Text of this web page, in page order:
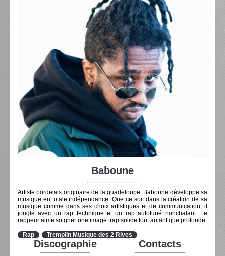
Baboune
Artiste bordelais originaire de la guadeloupe, Baboune développe sa
musique en totale indépendance. Que ce soit dans la création de sa
musique comme dans ses choix artistiques et de communication, il
jongle avec un rap technique et un rap autotuné nonchalant. Le
rappeur aime soigner une image trap solide tout autant que profonde.
Rap Tremplin Musique des 2 Rives
Discographie Contacts